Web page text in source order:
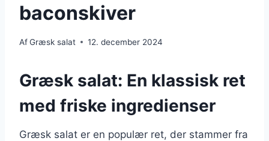
baconskiver
AfGræsk salat 12. december 2024
Græsk salat: En klassisk ret
med friske ingredienser
Græsk salat er en populær ret, der stammer fra